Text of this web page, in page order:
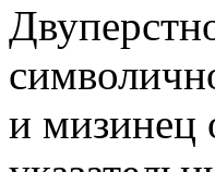
и мизинец